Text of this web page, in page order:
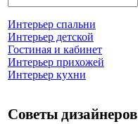
Интерьер спальни
Интерьер детской
Гостиная и кабинет
Интерьер прихожей
Интерьер кухни
Советы дизайнеров